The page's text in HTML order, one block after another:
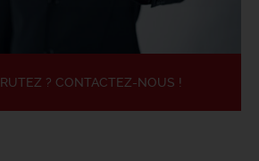
? CONTACTEZ-NOUS !